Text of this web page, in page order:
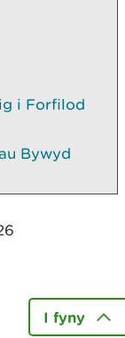
i Forfilod
Bywyd
I fyny